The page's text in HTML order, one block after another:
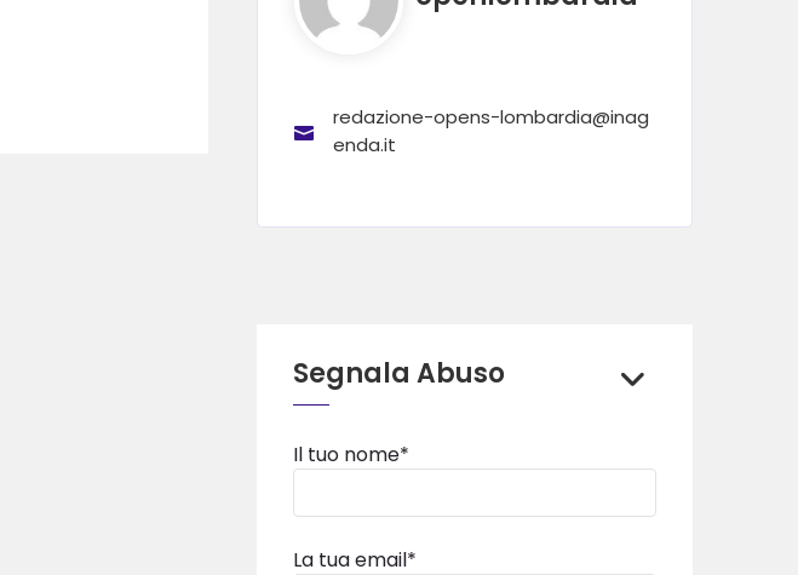
redazione-opens-lombardia@inag
enda.it
Segnala Abuso
Il tuo nome*
La tua email*